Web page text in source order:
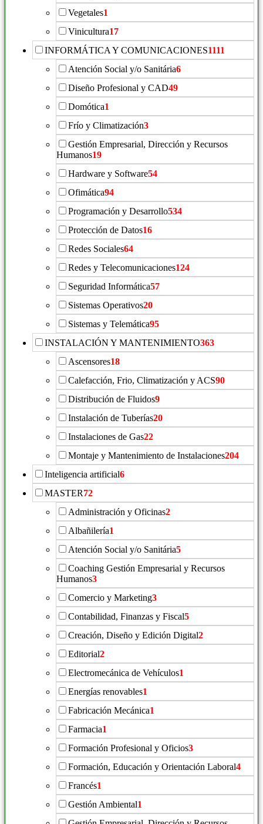
Vegetales1
Vinicultura17
INFORMÁTICA Y COMUNICACIONES1111
Atención Social y/o Sanitária6
Diseño Profesional y CAD49
Domótica1
Frío y Climatización3
Gestión Empresarial, Dirección y Recursos
Humanos19
Hardware y Software54
Ofimática94
Programación y Desarrollo534
Protección de Datos16
Redes Sociales64
Redes y Telecomunicaciones124
Seguridad Informática57
Sistemas Operativos20
Sistemas y Telemática95
INSTALACIÓN Y MANTENIMIENTO363
Ascensores18
Calefacción, Frio, Climatización y ACS90
Distribución de Fluidos9
Instalación de Tuberías20
Instalaciones de Gas22
Montaje y Mantenimiento de Instalaciones204
Inteligencia artificial6
MASTER72
Administración y Oficinas2
Albañilería1
Atención Social y/o Sanitária5
Coaching Gestión Empresarial y Recursos
Humanos3
Comercio y Marketing3
Contabilidad, Finanzas y Fiscal5
Creación, Diseño y Edición Digital2
Editorial2
Electromecánica de Vehículos1
Energías renovables1
Fabricación Mecánica1
Farmacia1
Formación Profesional y Oficios3
Formación, Educación y Orientación Laboral4
Francés1
Gestión Ambiental1